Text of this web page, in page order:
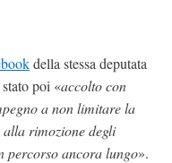
della stessa deputata
poi «accolto con
a non limitare la
rimozione degli
percorso ancora lungo».